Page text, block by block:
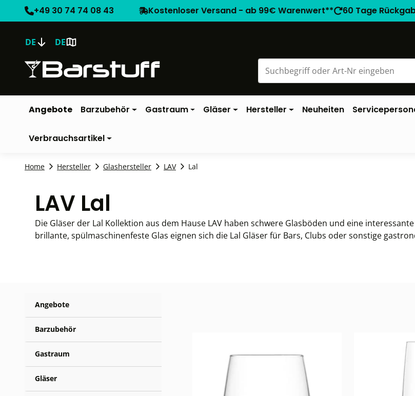
+49 30 74 74 08 43 Kostenloser Versand - ab 99€ Warenwert** 60 Tage
DE DE
Angebote Barzubehör Gastraum Gläser Hersteller Neuheiten
Verbrauchsartikel
Home Hersteller Glashersteller LAV Lal
LAV Lal
Die Gläser der Lal Kollektion aus dem Hause LAV haben schwere Glasböden und eine
brillante, spülmaschinenfeste Glas eignen sich die Lal Gläser für Bars, Clubs oder sonstige
Angebote
Barzubehör
Gastraum
Gläser